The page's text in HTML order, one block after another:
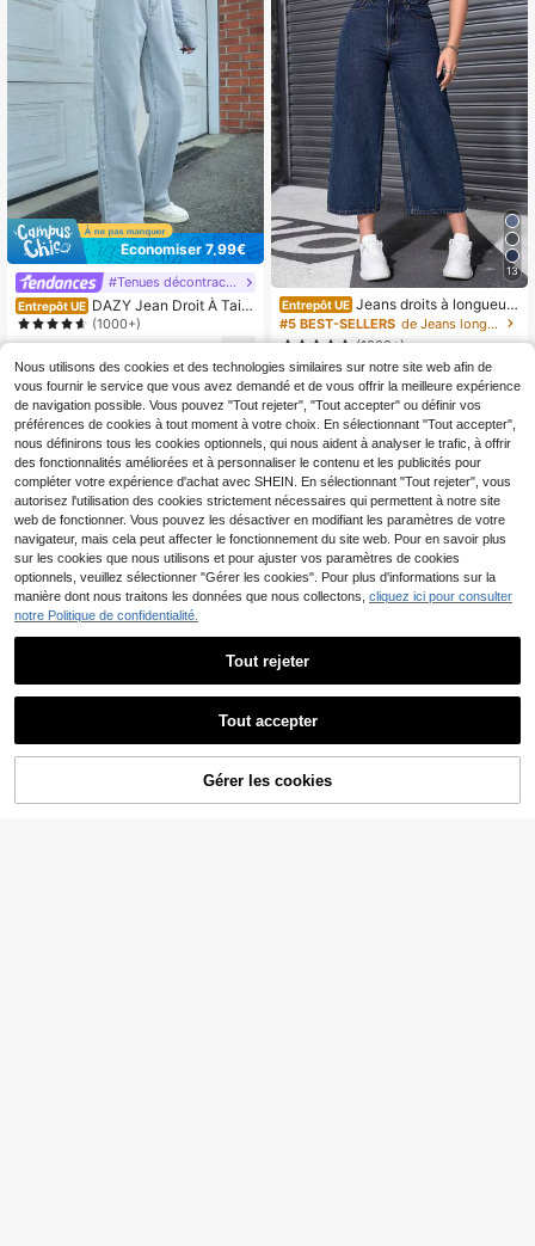
Économiser 7,99€
#Tenues décontractées
Entrepôt UE DAZY Jean Droit À Taill
e Haute
(1000+)
13
Entrepôt UE Jeans droits à longueur
7/8 ample et décontracté
#5 BEST-SELLERS
de Jeans longueur cheville Denim femme
(1000+)
22
CRAQUEZ DES MAINTENANT
Nous utilisons des cookies et des technologies similaires sur notre site web afin de
vous fournir le service que vous avez demandé et de vous offrir la meilleure expérience
de navigation possible. Vous pouvez "Tout rejeter", "Tout accepter" ou définir vos
préférences de cookies à tout moment à votre choix. En sélectionnant "Tout accepter",
nous définirons tous les cookies optionnels, qui nous aident à analyser le trafic, à offrir
des fonctionnalités améliorées et à personnaliser le contenu et les publicités pour
compléter votre expérience d'achat avec SHEIN. En sélectionnant "Tout rejeter", vous
autorisez l'utilisation des cookies strictement nécessaires qui permettent à notre site
web de fonctionner. Vous pouvez les désactiver en modifiant les paramètres de votre
navigateur, mais cela peut affecter le fonctionnement du site web. Pour en savoir plus
sur les cookies que nous utilisons et pour ajuster vos paramètres de cookies
optionnels, veuillez sélectionner "Gérer les cookies". Pour plus d'informations sur la
manière dont nous traitons les données que nous collectons, cliquez ici pour consulter
notre Politique de confidentialité.
Tout rejeter
Tout accepter
Gérer les cookies